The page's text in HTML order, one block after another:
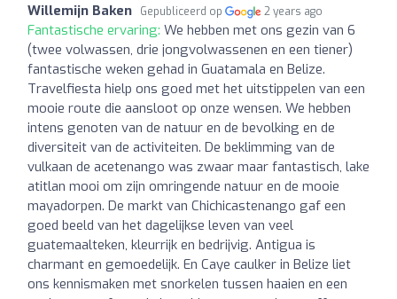
Willemijn Baken Gepubliceerd op 2 years ago
Fantastische ervaring: We hebben met ons gezin van 6
(twee volwassen, drie jongvolwassenen en een tiener)
fantastische weken gehad in Guatamala en Belize.
Travelfiesta hielp ons goed met het uitstippelen van een
mooie route die aansloot op onze wensen. We hebben
intens genoten van de natuur en de bevolking en de
diversiteit van de activiteiten. De beklimming van de
vulkaan de acetenango was zwaar maar fantastisch, lake
atitlan mooi om zijn omringende natuur en de mooie
mayadorpen. De markt van Chichicastenango gaf een
goed beeld van het dagelijkse leven van veel
guatemaalteken, kleurrijk en bedrijvig. Antigua is
charmant en gemoedelijk. En Caye caulker in Belize liet
ons kennismaken met snorkelen tussen haaien en een